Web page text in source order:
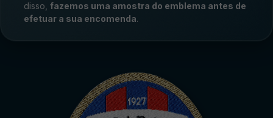
disso, fazemos uma amostra do emblema antes de
efetuar a sua encomenda.